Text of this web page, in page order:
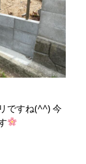
ですね(^^) 今